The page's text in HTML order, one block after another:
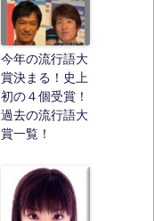
今年の流行語大
賞決まる！史上
初の４個受賞！
過去の流行語大
賞一覧！